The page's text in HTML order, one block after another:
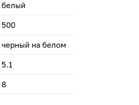
белый
500
черный на белом
5.1
8